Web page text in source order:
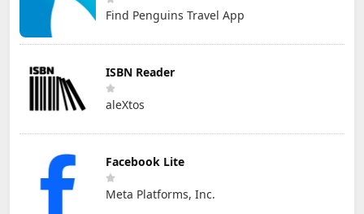
Find Penguins Travel App
ISBN Reader
aleXtos
Facebook Lite
Meta Platforms, Inc.